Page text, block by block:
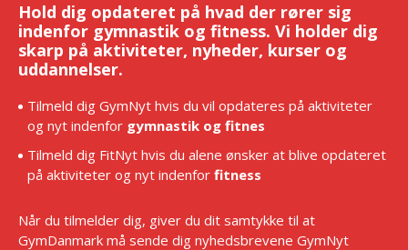
Hold dig opdateret på hvad der rører sig
indenfor gymnastik og fitness. Vi holder dig
skarp på aktiviteter, nyheder, kurser og
uddannelser.
Tilmeld dig GymNyt hvis du vil opdateres på aktiviteter
og nyt indenfor gymnastik og fitnes
Tilmeld dig FitNyt hvis du alene ønsker at blive opdateret
på aktiviteter og nyt indenfor fitness
Når du tilmelder dig, giver du dit samtykke til at
GymDanmark må sende dig nyhedsbrevene GymNyt